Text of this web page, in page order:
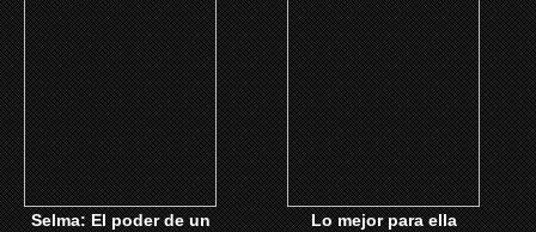
sueño
CLICK ME
Selma: El poder de un
CLICK ME
Lo mejor para ella